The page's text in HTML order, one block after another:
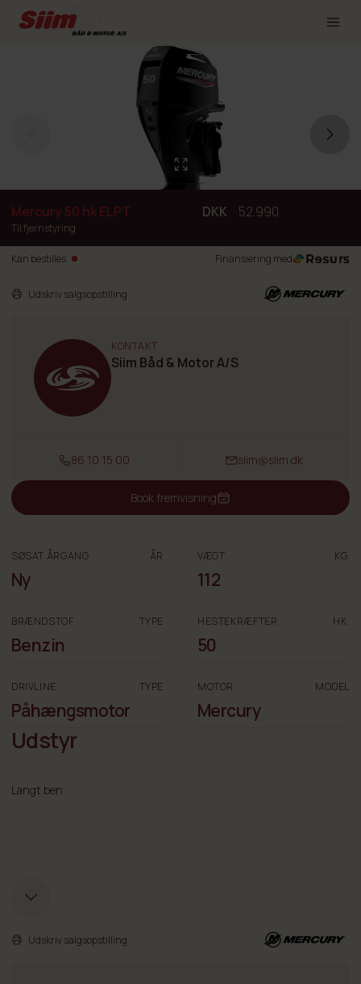
Mercury 50 hk ELPT
Til fjernstyring
DKK 52.990
Kan bestilles Finansiering med
Udskriv salgsopstilling
KONTAKT
Siim Båd & Motor A/S
86 10 15 00 siim@siim.dk
Book fremvisning
SØSAT ÅRGANG ÅR
Ny
VÆGT KG.
112
BRÆNDSTOF TYPE
Benzin
HESTEKRÆFTER HK.
50
DRIVLINE TYPE
Påhængsmotor
MOTOR MODEL
Mercury
Udstyr
Langt ben
Udskriv salgsopstilling